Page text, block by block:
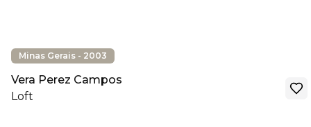
Minas Gerais - 2003
Vera Perez Campos
Loft